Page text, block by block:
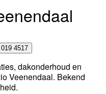
4517
dakonderhoud en
Veenendaal. Bekend